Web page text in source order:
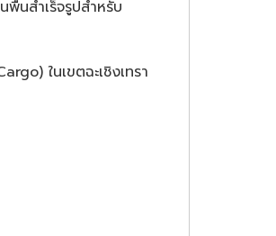
นสำเร็จรูปสำหรับ
ในเขตฉะเชิงเทรา